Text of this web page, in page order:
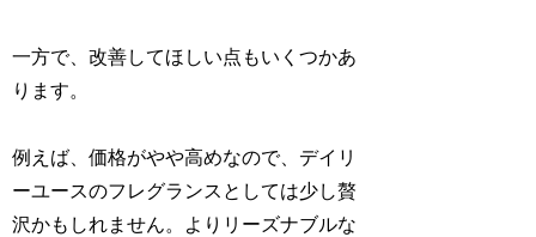
一方で、改善してほしい点もいくつかあ
ります。
例えば、価格がやや高めなので、デイリ
ーユースのフレグランスとしては少し贅
沢かもしれません。よりリーズナブルな